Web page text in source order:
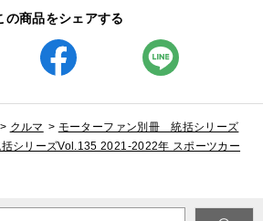
の商品をシェアする
> クルマ > モーターファン別冊 統括シリーズ
シリーズVol.135 2021-2022年 スポーツカー